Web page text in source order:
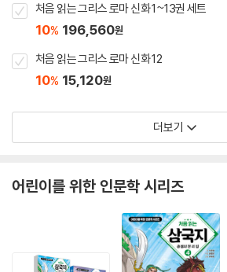
처음 읽는 그리스 로마 신화 1~13권 세트
10% 196,560원
처음 읽는 그리스 로마 신화 12
10% 15,120원
더보기
어린이를 위한 인문학 시리즈